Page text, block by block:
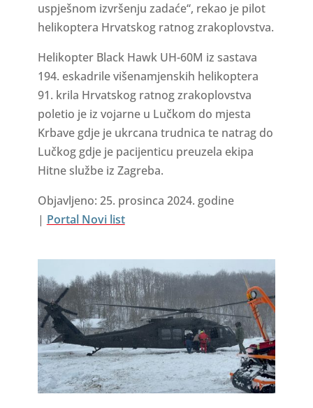
uspješnom izvršenju zadaće“, rekao je pilot
helikoptera Hrvatskog ratnog zrakoplovstva.
Helikopter Black Hawk UH-60M iz sastava
194. eskadrile višenamjenskih helikoptera
91. krila Hrvatskog ratnog zrakoplovstva
poletio je iz vojarne u Lučkom do mjesta
Krbave gdje je ukrcana trudnica te natrag do
Lučkog gdje je pacijenticu preuzela ekipa
Hitne službe iz Zagreba.
Objavljeno: 25. prosinca 2024. godine
| Portal Novi list